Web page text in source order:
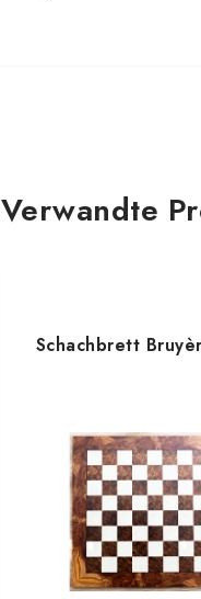
Verwandte
Schachbrett